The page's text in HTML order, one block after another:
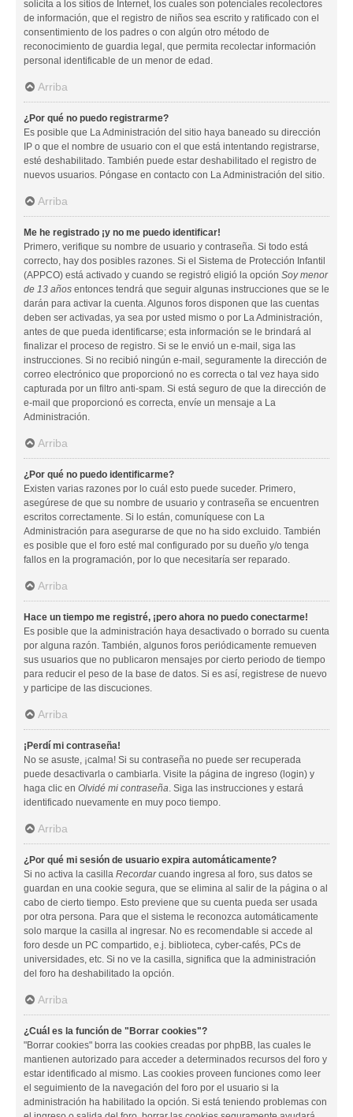
solicita a los sitios de Internet, los cuales son potenciales recolectores
de información, que el registro de niños sea escrito y ratificado con el
consentimiento de los padres o con algún otro método de
reconocimiento de guardia legal, que permita recolectar información
personal identificable de un menor de edad.
Arriba
¿Por qué no puedo registrarme?
Es posible que La Administración del sitio haya baneado su dirección
IP o que el nombre de usuario con el que está intentando registrarse,
esté deshabilitado. También puede estar deshabilitado el registro de
nuevos usuarios. Póngase en contacto con La Administración del sitio.
Arriba
Me he registrado ¡y no me puedo identificar!
Primero, verifique su nombre de usuario y contraseña. Si todo está
correcto, hay dos posibles razones. Si el Sistema de Protección Infantil
(APPCO) está activado y cuando se registró eligió la opción Soy menor
de 13 años entonces tendrá que seguir algunas instrucciones que se le
darán para activar la cuenta. Algunos foros disponen que las cuentas
deben ser activadas, ya sea por usted mismo o por La Administración,
antes de que pueda identificarse; esta información se le brindará al
finalizar el proceso de registro. Si se le envió un e-mail, siga las
instrucciones. Si no recibió ningún e-mail, seguramente la dirección de
correo electrónico que proporcionó no es correcta o tal vez haya sido
capturada por un filtro anti-spam. Si está seguro de que la dirección de
e-mail que proporcionó es correcta, envíe un mensaje a La
Administración.
Arriba
¿Por qué no puedo identificarme?
Existen varias razones por lo cuál esto puede suceder. Primero,
asegúrese de que su nombre de usuario y contraseña se encuentren
escritos correctamente. Si lo están, comuníquese con La
Administración para asegurarse de que no ha sido excluido. También
es posible que el foro esté mal configurado por su dueño y/o tenga
fallos en la programación, por lo que necesitaría ser reparado.
Arriba
Hace un tiempo me registré, ¡pero ahora no puedo conectarme!
Es posible que la administración haya desactivado o borrado su cuenta
por alguna razón. También, algunos foros periódicamente remueven
sus usuarios que no publicaron mensajes por cierto periodo de tiempo
para reducir el peso de la base de datos. Si es así, registrese de nuevo
y participe de las discuciones.
Arriba
¡Perdí mi contraseña!
No se asuste, ¡calma! Si su contraseña no puede ser recuperada
puede desactivarla o cambiarla. Visite la página de ingreso (login) y
haga clic en Olvidé mi contraseña. Siga las instrucciones y estará
identificado nuevamente en muy poco tiempo.
Arriba
¿Por qué mi sesión de usuario expira automáticamente?
Si no activa la casilla Recordarcuando ingresa al foro, sus datos se
guardan en una cookie segura, que se elimina al salir de la página o al
cabo de cierto tiempo. Esto previene que su cuenta pueda ser usada
por otra persona. Para que el sistema le reconozca automáticamente
solo marque la casilla al ingresar. No es recomendable si accede al
foro desde un PC compartido, e.j. biblioteca, cyber-cafés, PCs de
universidades, etc. Si no ve la casilla, significa que la administración
del foro ha deshabilitado la opción.
Arriba
¿Cuál es la función de "Borrar cookies"?
"Borrar cookies" borra las cookies creadas por phpBB, las cuales le
mantienen autorizado para acceder a determinados recursos del foro y
estar identificado al mismo. Las cookies proveen funciones como leer
el seguimiento de la navegación del foro por el usuario si la
administración ha habilitado la opción. Si está teniendo problemas con